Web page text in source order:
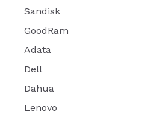
Sandisk
GoodRam
Adata
Dell
Dahua
Lenovo